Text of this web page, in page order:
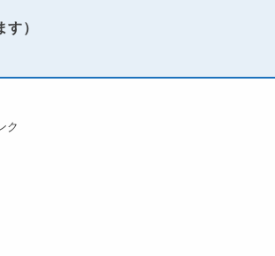
）
ク